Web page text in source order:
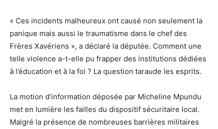
« Ces incidents malheureux ont causé non seulement la
panique mais aussi le traumatisme dans le chef des
Frères Xavériens », a déclaré la députée. Comment une
telle violence a-t-elle pu frapper des institutions dédiées
à l’éducation et à la foi ? La question taraude les esprits.
La motion d’information déposée par Micheline Mpundu
met en lumière les failles du dispositif sécuritaire local.
Malgré la présence de nombreuses barrières militaires